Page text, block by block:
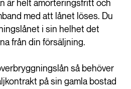
är helt amorteringsfritt och
med att lånet löses. Du
i sin helhet det
från din försäljning.
så behöver
på sin gamla bostad